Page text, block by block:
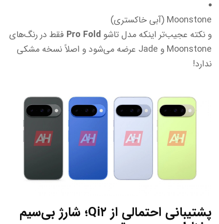
Moonstone (آبی خاکستری)
و نکته عجیب‌تر اینکه مدل تاشو Pro Fold فقط در رنگ‌های
Moonstone و Jade عرضه می‌شود و اصلاً نسخه مشکی
ندارد!
پشتیبانی احتمالی از Qi۲؛ شارژ بی‌سیم